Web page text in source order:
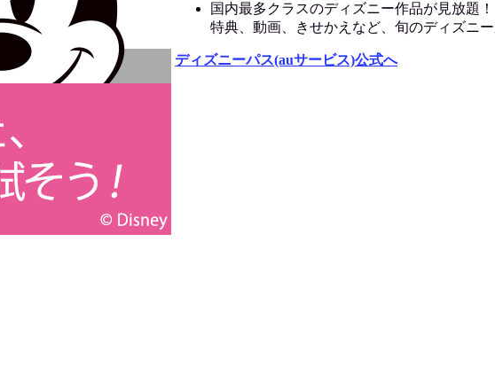
国内最多クラスのディズニー作品が見放題！
特典、動画、きせかえなど、旬のディズニー
ディズニーパス(auサービス)公式へ